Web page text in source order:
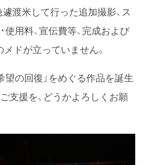
渡米して行った追加撮影、ス
使用料、宣伝費等、完成および
ドが立っていません。
望の回復」をめぐる作品を誕生
支援を、どうかよろしくお願